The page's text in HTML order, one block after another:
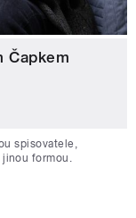
Čapkem
spisovatele,
jinou formou.